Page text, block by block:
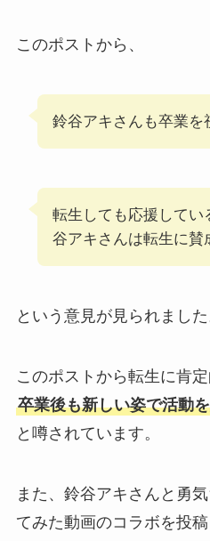
このポストから、
鈴谷アキさんも卒業
転生しても応援してい
谷アキさんは転生に賛
という意見が見られました
このポストから転生に肯
卒業後も新しい姿で活動
と噂されています。
また、鈴谷アキさんと勇
てみた動画のコラボを投稿